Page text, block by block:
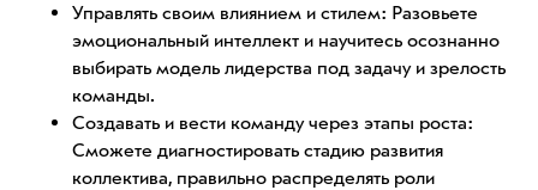
Управлять своим влиянием и стилем: Разовьете
эмоциональный интеллект и научитесь осознанно
выбирать модель лидерства под задачу и зрелость
команды.
Создавать и вести команду через этапы роста:
Сможете диагностировать стадию развития
коллектива, правильно распределять роли